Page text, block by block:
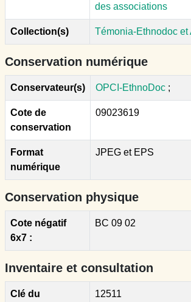
des associations
Collection(s) Témonia-Ethnodoc
Conservation numérique
Conservateur(s) OPCI-EthnoDoc ;
Cote de
conservation
09023619
Format
numérique
JPEG et EPS
Conservation physique
Cote négatif
6x7 :
BC 09 02
Inventaire et consultation
Clé du
12511